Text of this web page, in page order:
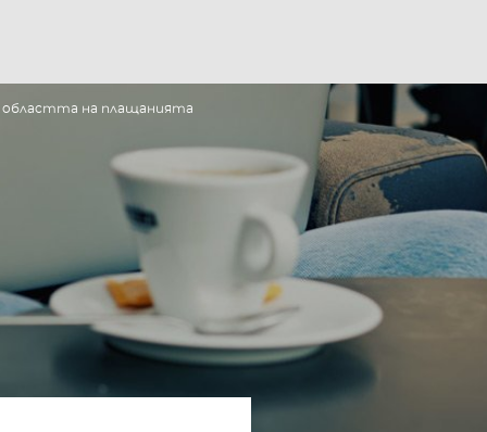
областта на плащанията